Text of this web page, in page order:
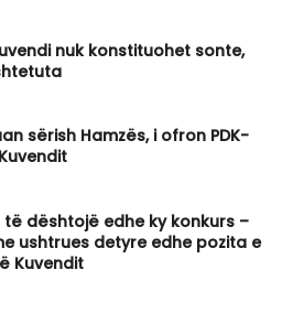
nuk konstituohet sonte,
sërish Hamzës, i ofron PDK-
të dështojë edhe ky konkurs –
ushtrues detyre edhe pozita e
Kuvendit